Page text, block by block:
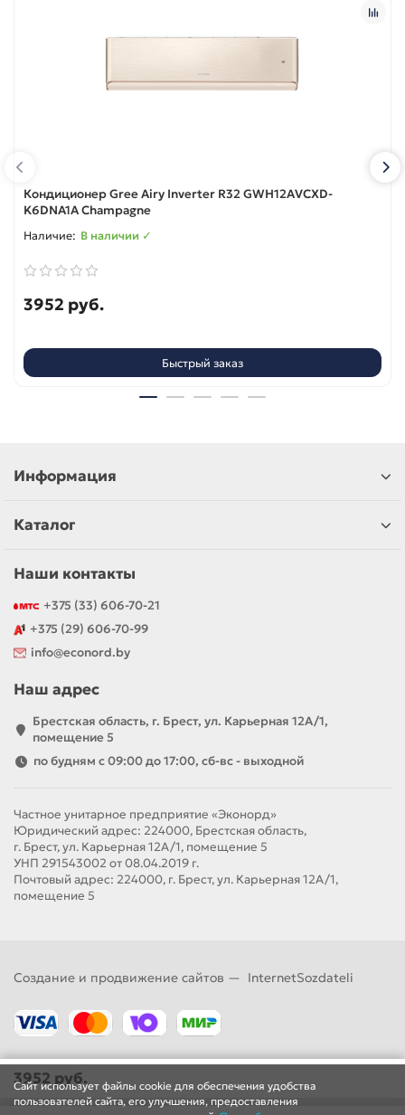
Кондиционер Gree Airy Inverter R32 GWH12AVCXD-
K6DNA1A Champagne
В наличии ✓
3952 руб.
Быстрый заказ
Сайт использует файлы cookie для обеспечения удобства
пользователей сайта, его улучшения, предоставления
Информация
Каталог
Наши контакты
+375 (33) 606-70-21
+375 (29) 606-70-99
info@econord.by
Наш адрес
Брестская область, г. Брест, ул. Карьерная 12А/1,
помещение 5
по будням с 09:00 до 17:00, сб-вс - выходной
Частное унитарное предприятие «Эконорд»
Юридический адрес: 224000, Брестская область,
г. Брест, ул. Карьерная 12А/1, помещение 5
УНП 291543002 от 08.04.2019 г.
Почтовый адрес: 224000, г. Брест, ул. Карьерная 12А/1,
помещение 5
Создание и продвижение сайтов — InternetSozdateli
3952 руб.